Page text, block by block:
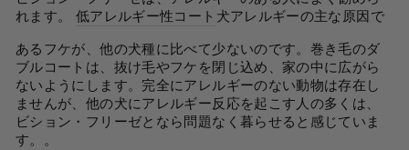
れます。 低アレルギー性コート 犬アレルギーの主な原因で
あるフケが、他の犬種に比べて少ないのです。巻き毛のダ
ブルコートは、抜け毛やフケを閉じ込め、家の中に広がら
ないようにします。完全にアレルギーのない動物は存在し
ませんが、他の犬にアレルギー反応を起こす人の多くは、
ビション・フリーゼとなら問題なく暮らせると感じていま
す。 。